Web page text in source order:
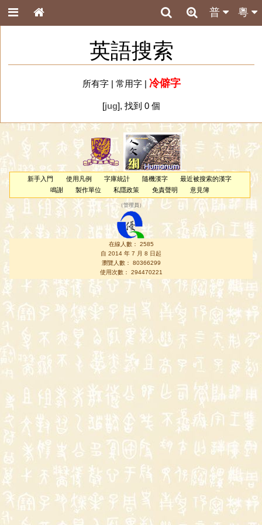
粵
普
英語搜索
所有字| 常用字| 冷僻字
[jug], 找到 0 個
新手入門 使用凡例 字庫統計 隨機漢字
最近被搜索的漢字
鳴謝
製作單位 私隱政策 免責聲明 意見簿
（管理員 ）
在線人數： 2585
自 2014 年 7 月 8 日起
瀏覽人數： 80366299
使用次數： 294470221